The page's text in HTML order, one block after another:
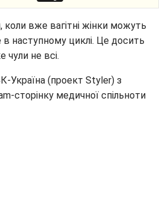
вже вагітні жінки можуть
в наступному циклі. Це досить
чули не всі.
Україна (проект Styler) з
сторінку медичної спільноти